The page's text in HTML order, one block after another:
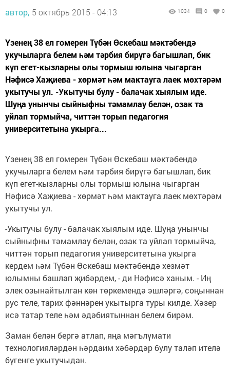
автор, 5 октябрь 2015 - 04:13 1034 0 0
Үзенең 38 ел гомерен Түбән Өскебаш мәктәбендә
укучыларга белем һәм тәрбия бирүгә багышлап, бик
күп егет-кызларны олы тормыш юлына чыгарган
Нәфисә Хаҗиева - хөрмәт һәм мактауга лаек мөхтәрәм
укытучы ул. -Укытучы булу - балачак хыялым иде.
Шуңа унынчы сыйныфны тәмамлау белән, озак та
уйлап тормыйча, читтән торып педагогия
университетына укырга...
Үзенең 38 ел гомерен Түбән Өскебаш мәктәбендә
укучыларга белем һәм тәрбия бирүгә багышлап, бик
күп егет-кызларны олы тормыш юлына чыгарган
Нәфисә Хаҗиева - хөрмәт һәм мактауга лаек мөхтәрәм
укытучы ул.
-Укытучы булу - балачак хыялым иде. Шуңа унынчы
сыйныфны тәмамлау белән, озак та уйлап тормыйча,
читтән торып педагогия университетына укырга
кердем һәм Түбән Өскебаш мәктәбендә хезмәт
юлымны башлап җибәрдем, - ди Нәфисә ханым. - Иң
элек озынайтылган көн төркемендә эшләргә, соңыннан
рус теле, тарих фәннәрен укытырга туры килде. Хәзер
исә татар теле һәм әдәбиятыннан белем бирәм.
Заман белән бергә атлап, яңа мәгълүмати
технологияләрдән һәрдаим хәбәрдәр булу таләп ителә
бүгенге укытучыдан.